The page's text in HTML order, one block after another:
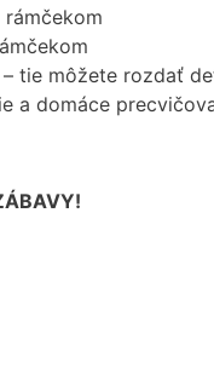
tie môžete rozdať
a domáce